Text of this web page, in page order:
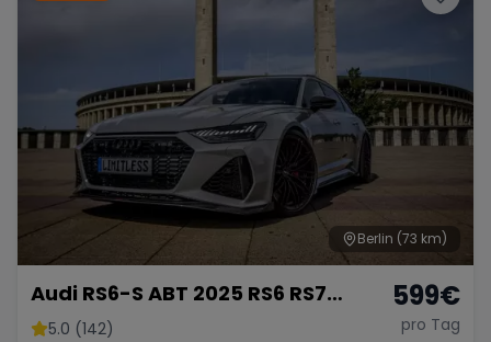
Berlin (73 km)
Audi RS6-S ABT 2025 RS6 RS7
mieten 800 PS Berlin Sportwagen
5.0 (142)
599€
pro Tag